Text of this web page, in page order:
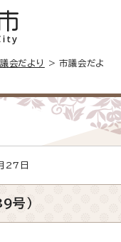
会だより
> 市議会だよ
27日
号）